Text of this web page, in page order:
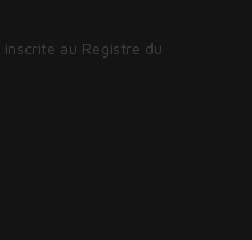
au Registre du